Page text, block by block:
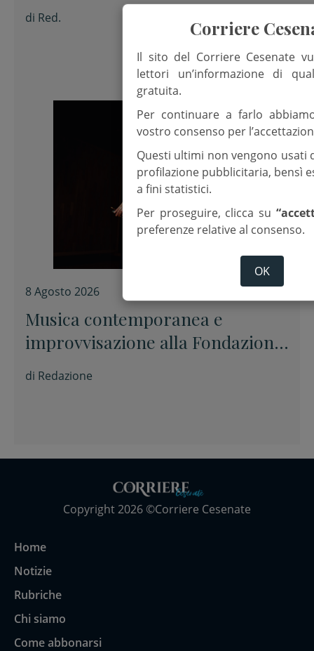
Tempo ordinario
di Red.
8 Agosto 2026
Musica contemporanea e
improvvisazione alla Fondazione
Tito Balestra di Longiano
di Redazione
Copyright 2026 ©Corriere Cesenate
Home
Notizie
Rubriche
Chi siamo
Come abbonarsi
Corriere
Il sito del Corriere Cesenate
lettori un’informazione di
gratuita.
Per continuare a farlo
vostro consenso per
Questi ultimi non vengono usati
profilazione pubblicitaria, bensì
a fini statistici.
Per proseguire, clicca su
preferenze relative al consenso.
OK